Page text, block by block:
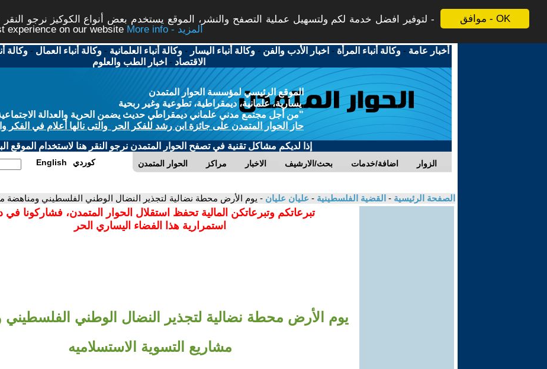
موافق - OK
لتوفير افضل خدمة لكم ولتسهيل عملية التصفح والنشر، الموقع يستخدم بعض أنواع الكوكيز نرجو
experience on our website
More info - المزيد
أخبار عامة -وكالة أنباء المرأة - اخبار الأدب والفن -وكالة أنباء اليسار -وكالة أنباء العلمانية -وكالة أنباء العمال -وكالة
الاقتصاد - اخبار الطب والعلوم
الموقع الرئيسي لمؤسسة الحوار المتمدن
يسارية، علمانية، ديمقراطية، تطوعية وغير ربحية
"من أجل مجتمع مدني علماني ديمقراطي حديث يضمن الحرية والعدالة
حاز الحوار المتمدن على جائزة ابن رشد للفكر الحر والتى نالها أعلام في الفكر
إذا لديكم مشاكل تقنية في تصفح الحوار المتمدن نرجو النقر هنا لاستخدام الموقع
الحوار المتمدن مراكز الاخبار بحث/الارشيف اضافة/خدمات الزوار English كوردي
الصفحة الرئيسية - القضية الفلسطينية - عليان عليان - يوم الأرض محطة نضالية لتجذير النضال الوطني الفلسطيني ومناهضة
تبرعاتكم وتبرعاتكن المالية تحفظ استقلال الحوار المتمدن، فشاركونا في
استمرارية هذا الفضاء اليساري الحر
يوم الأرض محطة نضالية لتجذير النضال الوطني الفلسطيني
مشاريع التسوية الاستسلاميه